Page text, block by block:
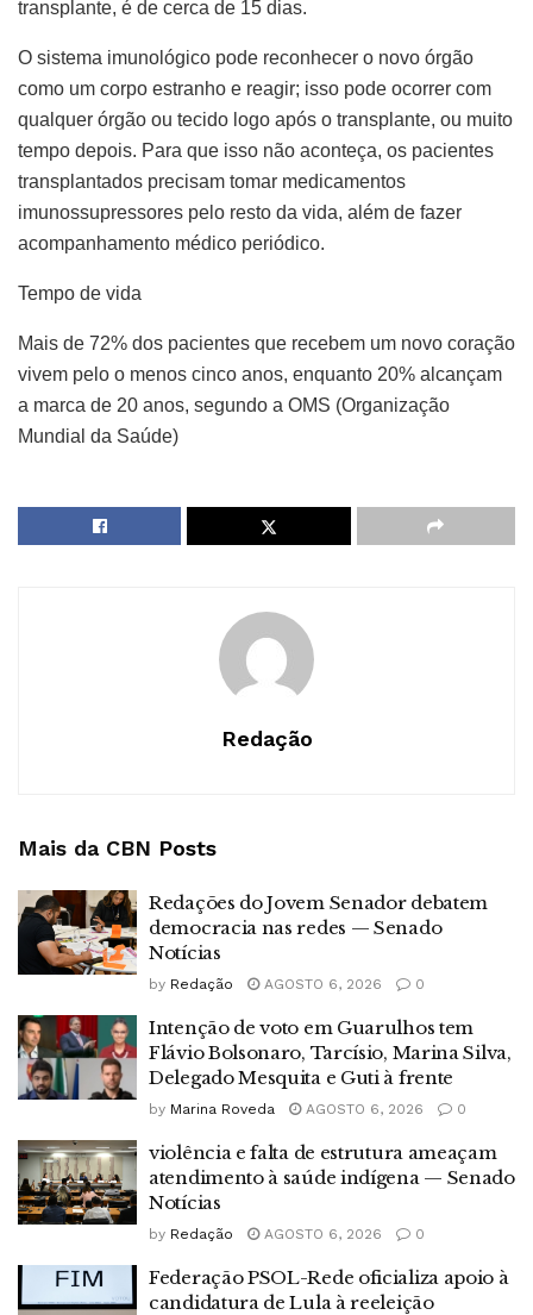
transplante, é de cerca de 15 dias.
O sistema imunológico pode reconhecer o novo órgão
como um corpo estranho e reagir; isso pode ocorrer com
qualquer órgão ou tecido logo após o transplante, ou muito
tempo depois. Para que isso não aconteça, os pacientes
transplantados precisam tomar medicamentos
imunossupressores pelo resto da vida, além de fazer
acompanhamento médico periódico.
Tempo de vida
Mais de 72% dos pacientes que recebem um novo coração
vivem pelo o menos cinco anos, enquanto 20% alcançam
a marca de 20 anos, segundo a OMS (Organização
Mundial da Saúde)
Redação
Mais da CBN Posts
Redações do Jovem Senador debatem
democracia nas redes — Senado
Notícias
by Redação AGOSTO 6, 2026 0
Intenção de voto em Guarulhos tem
Flávio Bolsonaro, Tarcísio, Marina Silva,
Delegado Mesquita e Guti à frente
by Marina Roveda AGOSTO 6, 2026 0
violência e falta de estrutura ameaçam
atendimento à saúde indígena — Senado
Notícias
by Redação AGOSTO 6, 2026 0
Federação PSOL-Rede oficializa apoio à
candidatura de Lula à reeleição